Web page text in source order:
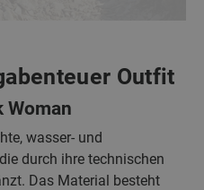
Outfit
Woman
wasser- und
die durch ihre technischen
Das Material besteht